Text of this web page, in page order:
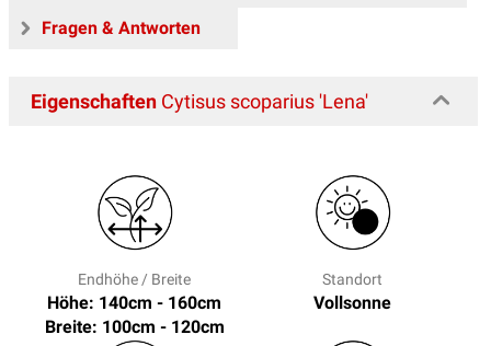
Fragen & Antworten
Eigenschaften Cytisus scoparius 'Lena'
Endhöhe / Breite
Höhe: 140cm - 160cm
Breite: 100cm - 120cm
Standort
Vollsonne